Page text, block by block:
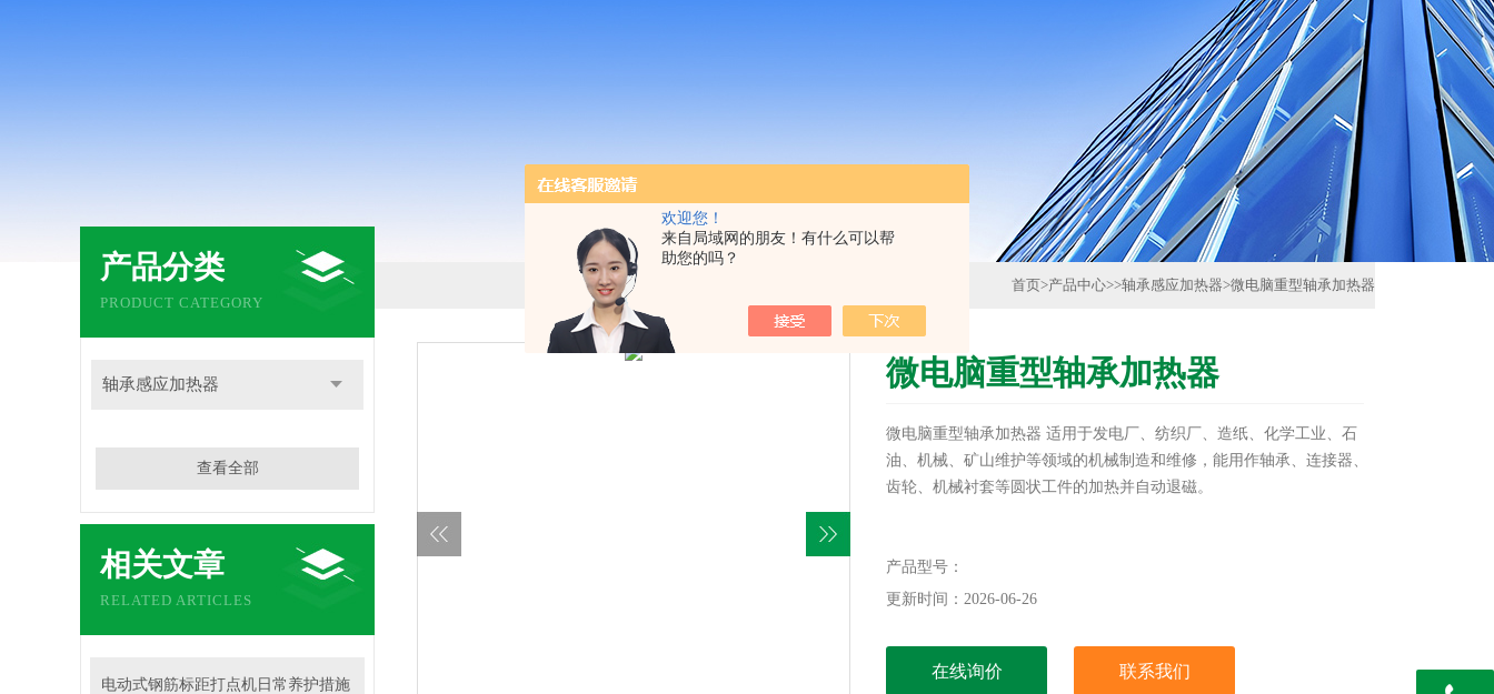
欢迎您！
来自局域网的朋友！有什么可以帮
助您的吗？
产品分类
PRODUCT CATEGORY
轴承感应加热器
查看全部
相关文章
RELATED ARTICLES
电动式钢筋标距打点机日常养护措施
首页>产品中心>>轴承感应加热器>微电脑重型轴承加热器
微电脑重型轴承加热器
微电脑重型轴承加热器 适用于发电厂、纺织厂、造纸、化学工业、石
油、机械、矿山维护等领域的机械制造和维修，能用作轴承、连接器、
齿轮、机械衬套等圆状工件的加热并自动退磁。
产品型号：
更新时间：2026-06-26
在线询价 联系我们